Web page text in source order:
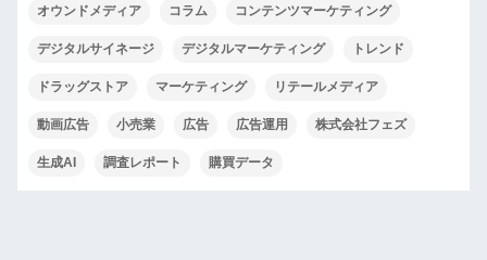
オウンドメディア コラム コンテンツマーケティング
デジタルサイネージ デジタルマーケティング トレンド
ドラッグストア マーケティング リテールメディア
動画広告 小売業 広告 広告運用 株式会社フェズ
生成AI 調査レポート 購買データ